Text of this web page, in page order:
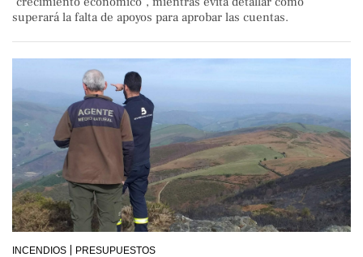
superará la falta de apoyos para aprobar las cuentas.
INCENDIOS PRESUPUESTOS